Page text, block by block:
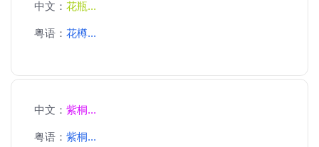
中文： 花瓶...
粤语： 花樽...
中文： 紫桐...
粤语： 紫桐...